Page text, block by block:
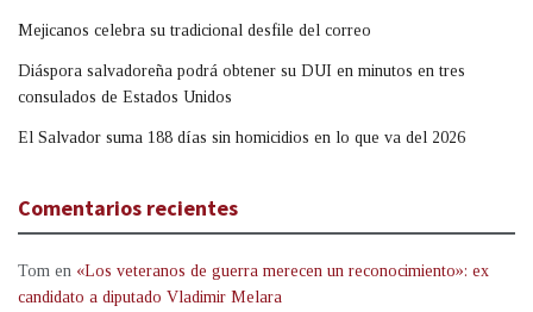
Mejicanos celebra su tradicional desfile del correo
Diáspora salvadoreña podrá obtener su DUI en minutos en tres
consulados de Estados Unidos
El Salvador suma 188 días sin homicidios en lo que va del 2026
Comentarios recientes
Tom en «Los veteranos de guerra merecen un reconocimiento»: ex
candidato a diputado Vladimir Melara